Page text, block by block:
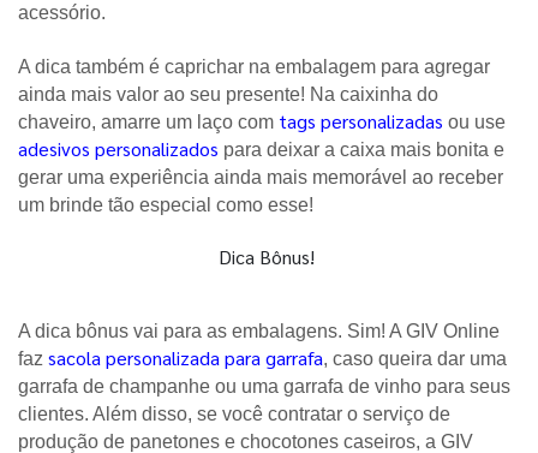
acessório.
A dica também é caprichar na embalagem para agregar
ainda mais valor ao seu presente! Na caixinha do
chaveiro, amarre um laço com tags personalizadas ou use
adesivos personalizados para deixar a caixa mais bonita e
gerar uma experiência ainda mais memorável ao receber
um brinde tão especial como esse!
Dica Bônus!
A dica bônus vai para as embalagens. Sim! A GIV Online
faz sacola personalizada para garrafa, caso queira dar uma
garrafa de champanhe ou uma garrafa de vinho para seus
clientes. Além disso, se você contratar o serviço de
produção de panetones e chocotones caseiros, a GIV